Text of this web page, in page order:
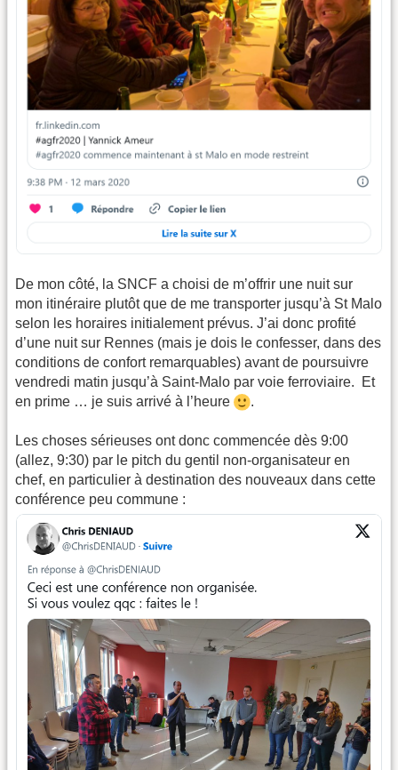
De mon côté, la SNCF a choisi de m’offrir une nuit sur
mon itinéraire plutôt que de me transporter jusqu’à St Malo
selon les horaires initialement prévus. J’ai donc profité
d’une nuit sur Rennes (mais je dois le confesser, dans des
conditions de confort remarquables) avant de poursuivre
vendredi matin jusqu’à Saint-Malo par voie ferroviaire. Et
en prime … je suis arrivé à l’heure
.
Les choses sérieuses ont donc commencée dès 9:00
(allez, 9:30) par le pitch du gentil non-organisateur en
chef, en particulier à destination des nouveaux dans cette
conférence peu commune :